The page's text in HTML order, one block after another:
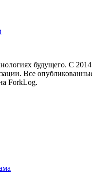
будущего. С
Все
ForkLog.